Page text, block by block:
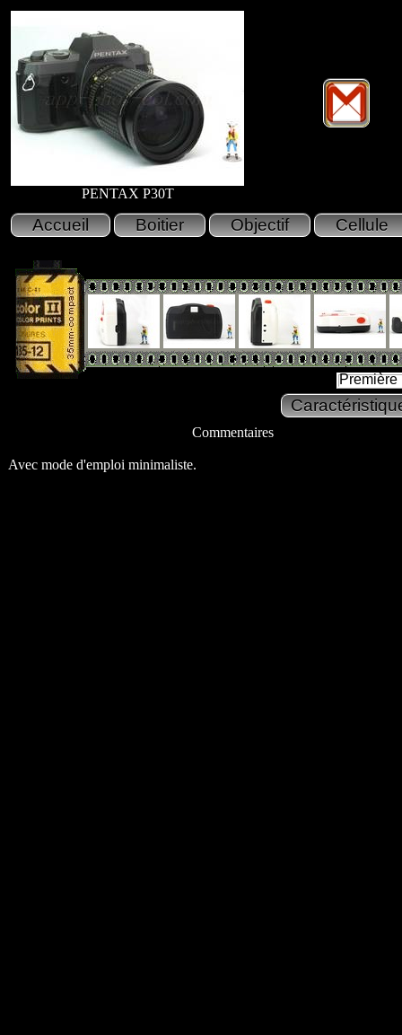
PENTAX P30T
Première
Commentaires
Avec mode d'emploi minimaliste.